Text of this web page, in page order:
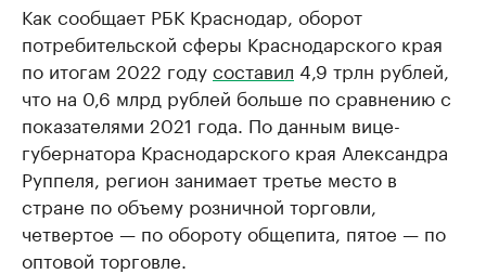
Как сообщает РБК Краснодар, оборот
потребительской сферы Краснодарского края
по итогам 2022 годусоставил 4,9 трлн рублей,
что на 0,6 млрд рублей больше по сравнению с
показателями 2021 года. По данным вице-
губернатора Краснодарского края Александра
Руппеля, регион занимает третье место в
стране по объему розничной торговли,
четвертое — по обороту общепита, пятое — по
оптовой торговле.